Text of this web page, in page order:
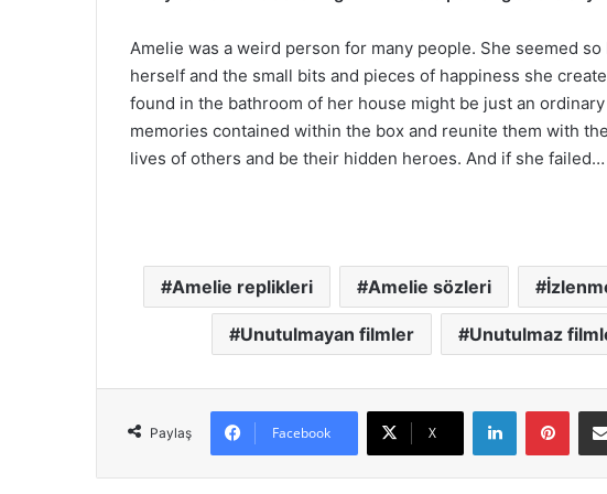
Amelie was a weird person for many people. She seemed
herself and the small bits and pieces of happiness she
found in the bathroom of her house might be just an
memories contained within the box and reunite them with
lives of others and be their hidden heroes. And if she failed…
Amelie replikleri Amelie sözleri
Unutulmayan filmler Unutulmaz
Paylaş Facebook X